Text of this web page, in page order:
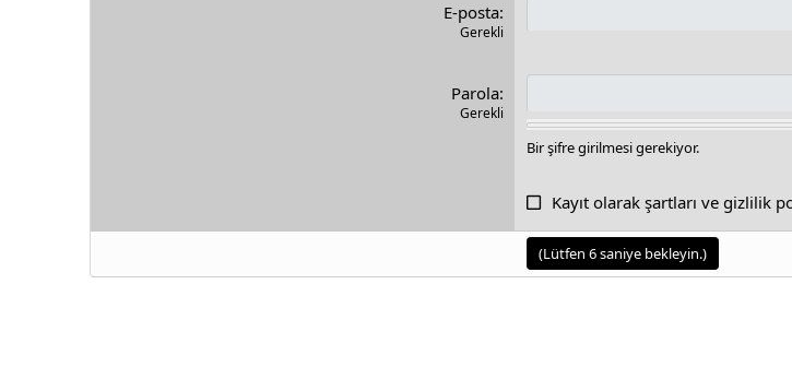
E-posta
Gerekli
Parola
Gerekli
Bir şifre girilmesi gerekiyor.
Kayıt olarak şartları ve gizlilik
(Lütfen 6saniye bekleyin.)